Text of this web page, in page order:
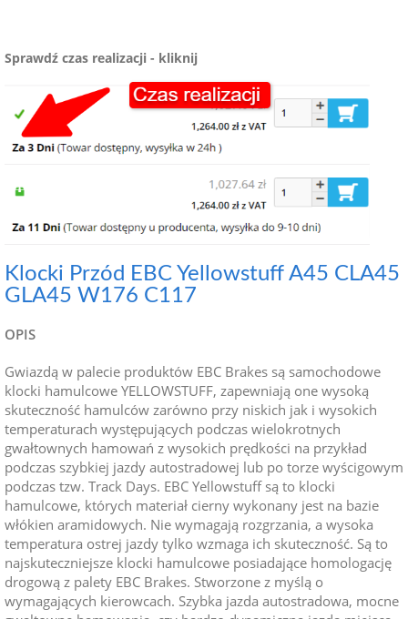
Sprawdź czas realizacji - kliknij
Klocki Przód EBC Yellowstuff A45 CLA45
GLA45 W176 C117
OPIS
Gwiazdą w palecie produktów EBC Brakes są samochodowe
klocki hamulcowe YELLOWSTUFF, zapewniają one wysoką
skuteczność hamulców zarówno przy niskich jak i wysokich
temperaturach występujących podczas wielokrotnych
gwałtownych hamowań z wysokich prędkości na przykład
podczas szybkiej jazdy autostradowej lub po torze wyścigowym
podczas tzw. Track Days. EBC Yellowstuff są to klocki
hamulcowe, których materiał cierny wykonany jest na bazie
włókien aramidowych. Nie wymagają rozgrzania, a wysoka
temperatura ostrej jazdy tylko wzmaga ich skuteczność. Są to
najskuteczniejsze klocki hamulcowe posiadające homologację
drogową z palety EBC Brakes. Stworzone z myślą o
wymagających kierowcach. Szybka jazda autostradowa, mocne